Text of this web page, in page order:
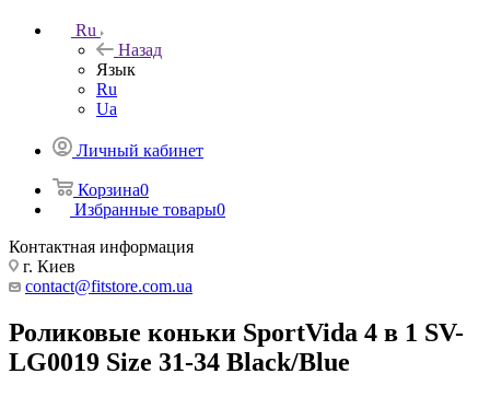
Ru
Назад
Язык
Ru
Ua
Личный кабинет
Корзина0
Избранные товары0
Контактная информация
г. Киев
contact@fitstore.com.ua
Роликовые коньки SportVida 4 в 1 SV-
LG0019 Size 31-34 Black/Blue